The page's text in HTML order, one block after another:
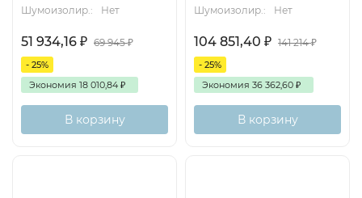
Шумоизолир.:
Нет
51 934,16 ₽ 69 945₽
- 25%
Экономия 18 010,84 ₽
В корзину
Шумоизолир.:
Нет
104 851,40 ₽ 141 214₽
- 25%
Экономия 36 362,60 ₽
В корзину